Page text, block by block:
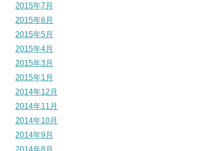
2015年7月
2015年6月
2015年5月
2015年4月
2015年3月
2015年1月
2014年12月
2014年11月
2014年10月
2014年9月
2014年8月